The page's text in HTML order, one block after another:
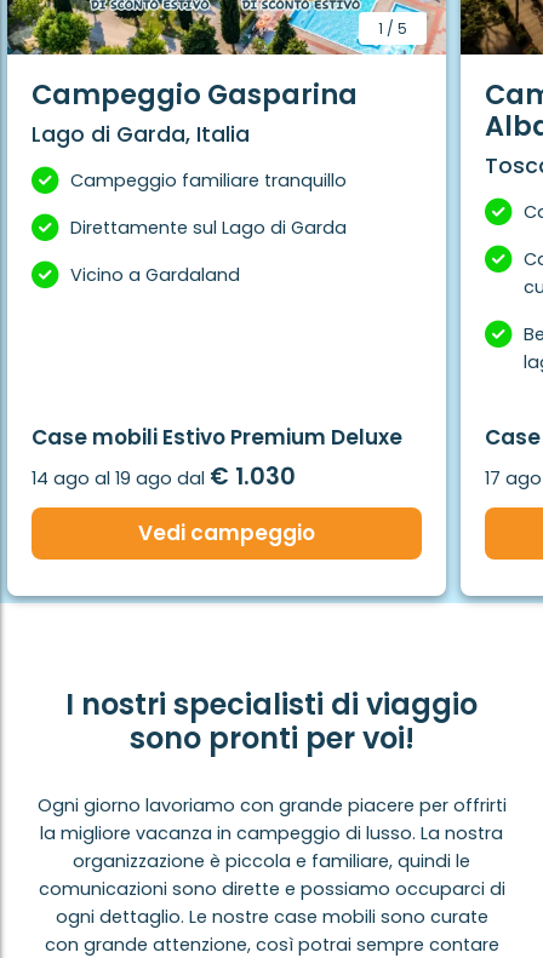
1 / 5
Campeggio Gasparina
Lago di Garda, Italia
Campeggio familiare tranquillo
Direttamente sul Lago di Garda
Vicino a Gardaland
Case mobili Estivo Premium Deluxe
14 ago al 19 ago dal € 1.030
Vedi campeggio
17
I nostri specialisti di viaggio
sono pronti per voi!
Ogni giorno lavoriamo con grande piacere per offrirti
la migliore vacanza in campeggio di lusso. La nostra
organizzazione è piccola e familiare, quindi le
comunicazioni sono dirette e possiamo occuparci di
ogni dettaglio. Le nostre case mobili sono curate
con grande attenzione, così potrai sempre contare